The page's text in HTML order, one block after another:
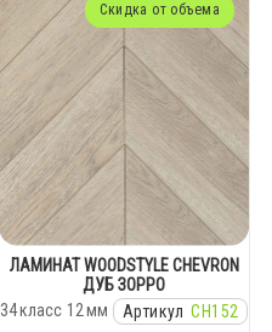
Скидка от объема
ЛАМИНАТ WOODSTYLE CHEVRON
ДУБ ЗОРРО
Артикул CH152
класс
34 мм
12